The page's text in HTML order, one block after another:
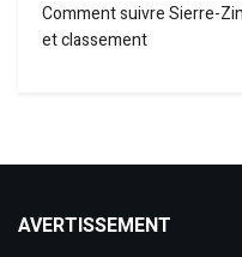
Comment suivre Sierre-
et classement
AVERTISSEMENT